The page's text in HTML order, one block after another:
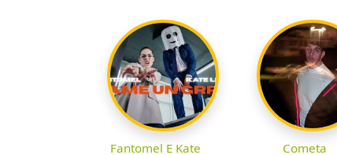
Fantomel E Kate
Cometa